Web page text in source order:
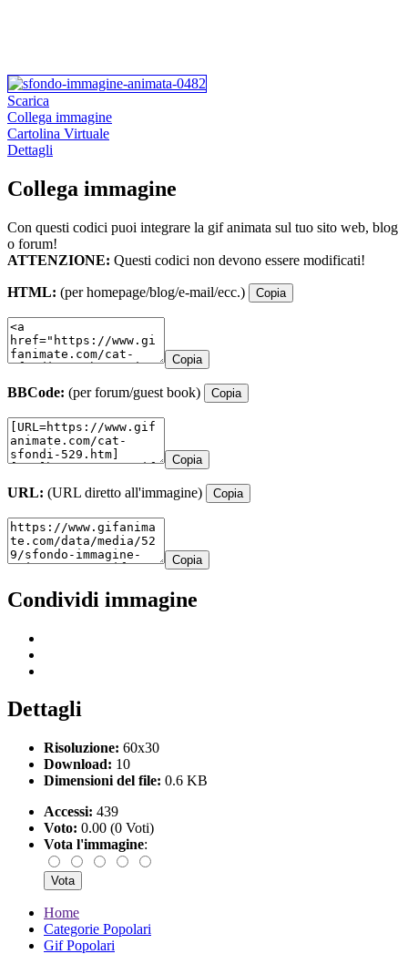
Scarica
Collega immagine
Cartolina Virtuale
Dettagli
Collega immagine
Con questi codici puoi integrare la gif animata sul tuo sito web, blog
o forum!
ATTENZIONE: Questi codici non devono essere modificati!
HTML: (per homepage/blog/e-mail/ecc.) Copia
Copia
BBCode: (per forum/guest book) Copia
Copia
URL: (URL diretto all'immagine) Copia
Copia
Condividi immagine
Dettagli
Risoluzione: 60x30
Download: 10
Dimensioni del file: 0.6 KB
Accessi: 439
Voto: 0.00 (0 Voti)
Vota l'immagine:
Home
Categorie Popolari
Gif Popolari